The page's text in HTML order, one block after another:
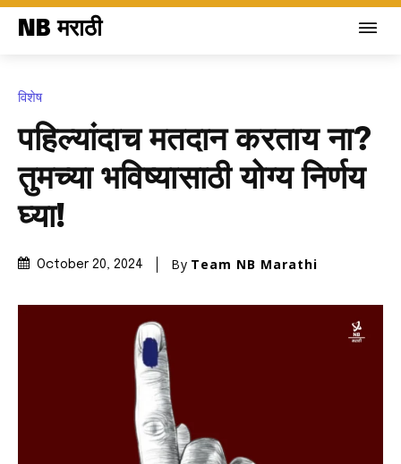
NB मराठी
विशेष
पहिल्यांदाच मतदान करताय ना?
तुमच्या भविष्यासाठी योग्य निर्णय
घ्या!
October 20, 2024 By Team NB Marathi